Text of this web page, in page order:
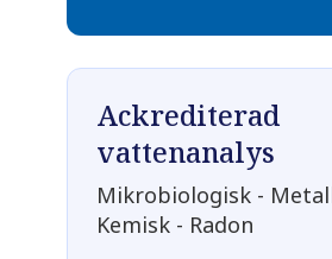
Ackrediterad
vattenanalys
Mikrobiologisk -
Kemisk - Radon